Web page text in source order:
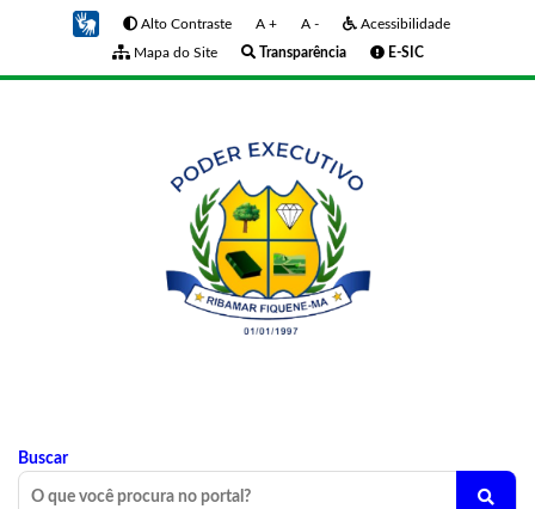
Alto Contraste A + A -
Acessibilidade
Mapa do Site
Transparência E-SIC
Buscar